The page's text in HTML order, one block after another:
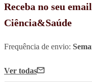
Receba no seu
Ciência&Saúde
Frequência de envio:
Ver todas